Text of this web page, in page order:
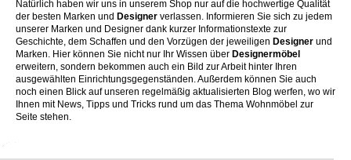
Natürlich haben wir uns in unserem Shop nur auf die hochwertige Qualität
der besten Marken und Designer verlassen. Informieren Sie sich zu jedem
unserer Marken und Designer dank kurzer Informationstexte zur
Geschichte, dem Schaffen und den Vorzügen der jeweiligen Designer und
Marken. Hier können Sie nicht nur Ihr Wissen über Designermöbel
erweitern, sondern bekommen auch ein Bild zur Arbeit hinter Ihren
ausgewählten Einrichtungsgegenständen. Außerdem können Sie auch
noch einen Blick auf unseren regelmäßig aktualisierten Blog werfen, wo wir
Ihnen mit News, Tipps und Tricks rund um das Thema Wohnmöbel zur
Seite stehen.